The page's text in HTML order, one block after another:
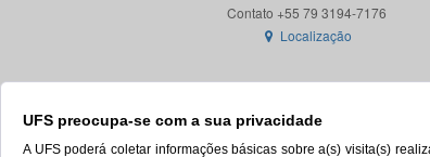
UFS preocupa-se com a sua privacidade
A UFS poderá coletar informações básicas sobre a(s) visita(s)
Localização